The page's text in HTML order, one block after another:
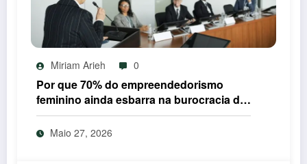
Miriam Arieh 0
Por que 70% do empreendedorismo
feminino ainda esbarra na burocracia do
IEFP em 2026
Maio 27, 2026